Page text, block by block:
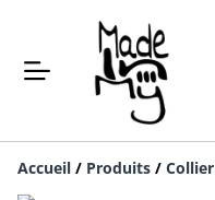
Accueil / Produits / Collier